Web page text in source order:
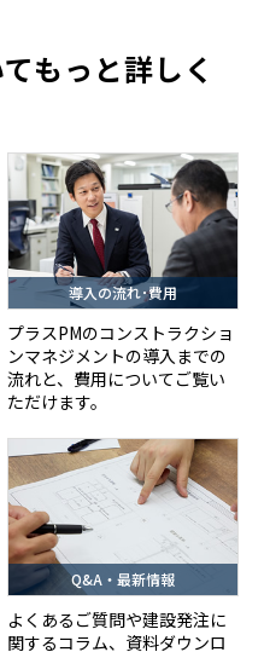
もっと詳しく
導入の流れ･費用
プラスPMのコンストラクショ
ンマネジメントの導入までの
流れと、費用についてご覧い
ただけます。
Q&A・最新情報
よくあるご質問や建設発注に
関するコラム、資料ダウンロ